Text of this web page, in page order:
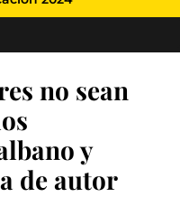
no sean
y
de autor